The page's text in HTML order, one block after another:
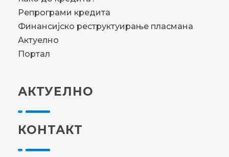
Репрограми кредита
Финансијско реструктуирање пласмана
Актуелно
Портал
АКТУЕЛНО
КОНТАКТ